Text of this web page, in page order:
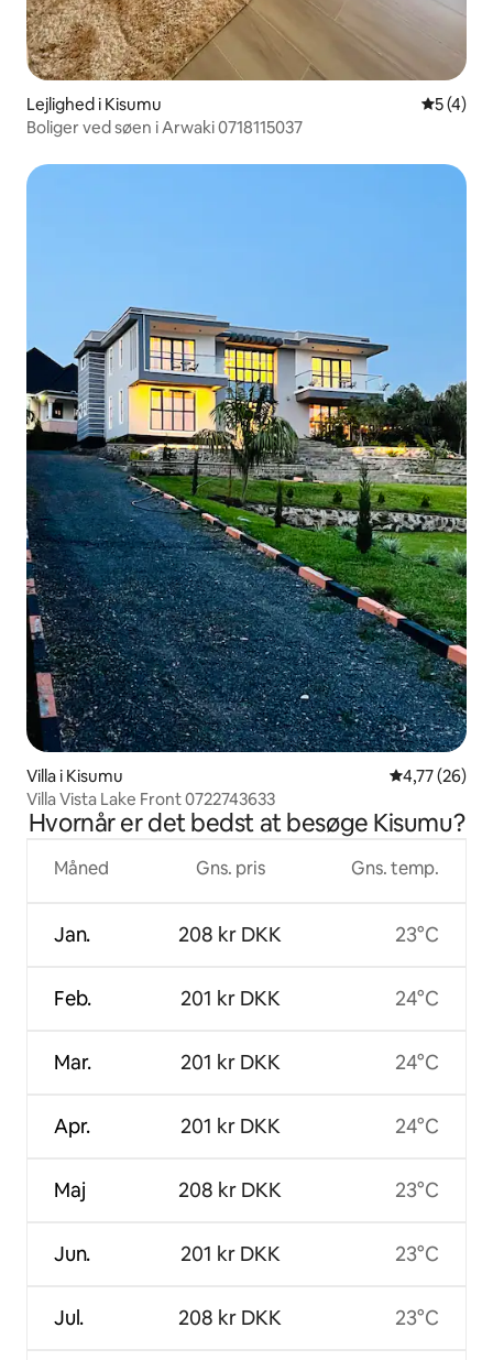
Lejlighed i Kisumu 5 ud af 5
5 (4)
Boliger ved søen i Arwaki 0718115037
Villa i Kisumu 4,77 ud af 5
4,77 (26)
Villa Vista Lake Front 0722743633
Hvornår er det bedst at besøge Kisumu?
Måned
Jan.
Feb.
Mar.
Apr.
Maj
Jun.
Jul.
Gns. pris
208 kr DKK
201 kr DKK
201 kr DKK
201 kr DKK
208 kr DKK
201 kr DKK
208 kr DKK
Gns. temp.
23°C
24°C
24°C
24°C
23°C
23°C
23°C